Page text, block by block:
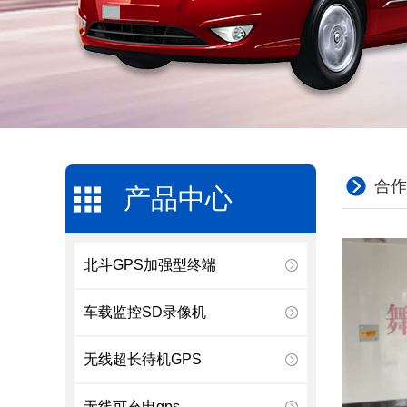
产品中心
北斗GPS加强型终端
车载监控SD录像机
无线超长待机GPS
合